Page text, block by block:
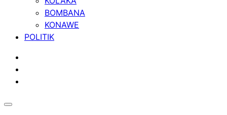
BOMBANA
KONAWE
POLITIK